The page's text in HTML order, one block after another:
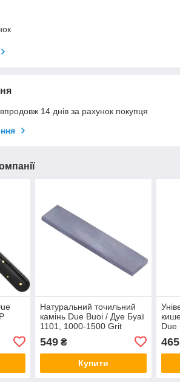
14 днів за рахунок покупця
Натуральний точильний
камінь Due Buoi / Дуе Буаї
1101, 1000-1500 Grit
549₴
Купити
Due
465